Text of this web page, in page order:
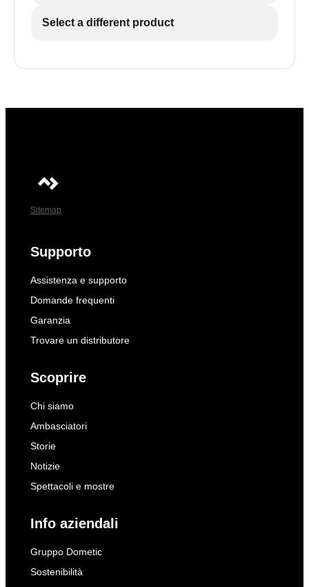
Select a different product
Sitemap
Supporto
Assistenza e supporto
Domande frequenti
Garanzia
Trovare un distributore
Scoprire
Chi siamo
Ambasciatori
Storie
Notizie
Spettacoli e mostre
Info aziendali
Gruppo Dometic
Sostenibilità